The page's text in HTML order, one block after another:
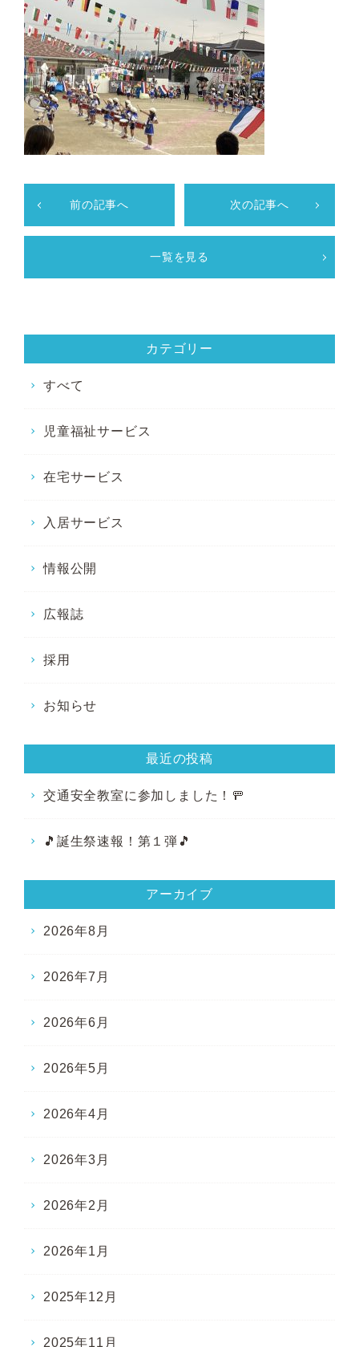
前の記事へ
一覧を見る
次の記事へ
カテゴリー
すべて
児童福祉サービス
在宅サービス
入居サービス
情報公開
広報誌
採用
お知らせ
最近の投稿
交通安全教室に参加しました！🚥
🎵誕生祭速報！第１弾🎵
アーカイブ
2026年8月
2026年7月
2026年6月
2026年5月
2026年4月
2026年3月
2026年2月
2026年1月
2025年12月
2025年11月